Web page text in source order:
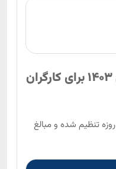
مبالغ حقوق و مزایای سال 1403 برای کارگران
جدول زیر برای ماه‌های 30 روزه و 31 روزه تنظیم شده و مبالغ